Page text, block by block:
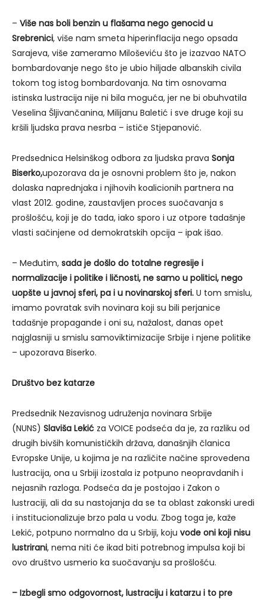
– Više nas boli benzin u flašama nego genocid u
Srebrenici, više nam smeta hiperinflacija nego opsada
Sarajeva, više zameramo Miloševiću što je izazvao NATO
bombardovanje nego što je ubio hiljade albanskih civila
tokom tog istog bombardovanja. Na tim osnovama
istinska lustracija nije ni bila moguća, jer ne bi obuhvatila
Veselina Šljivančanina, Milijanu Baletić i sve druge koji su
kršili ljudska prava nesrba – ističe Stjepanović.
Predsednica Helsinškog odbora za ljudska prava Sonja
Biserko,upozorava da je osnovni problem što je, nakon
dolaska naprednjaka i njihovih koalicionih partnera na
vlast 2012. godine, zaustavljen proces suočavanja s
prošlošću, koji je do tada, iako sporo i uz otpore tadašnje
vlasti sačinjene od demokratskih opcija – ipak išao.
– Međutim, sada je došlo do totalne regresije i
normalizacije i politike i ličnosti, ne samo u politici, nego
uopšte u javnoj sferi, pa i u novinarskoj sferi. U tom smislu,
imamo povratak svih novinara koji su bili perjanice
tadašnje propagande i oni su, nažalost, danas opet
najglasniji u smislu samoviktimizacije Srbije i njene politike
– upozorava Biserko.
Društvo bez katarze
Predsednik Nezavisnog udruženja novinara Srbije
(NUNS) Slaviša Lekić za VOICE podseća da je, za razliku od
drugih bivših komunističkih država, današnjih članica
Evropske Unije, u kojima je na različite načine sprovedena
lustracija, ona u Srbiji izostala iz potpuno neopravdanih i
nejasnih razloga. Podseća da je postojao i Zakon o
lustraciji, ali da su nastojanja da se ta oblast zakonski uredi
i institucionalizuje brzo pala u vodu. Zbog toga je, kaže
Lekić, potpuno normalno da u Srbiji, koju vode oni koji nisu
lustrirani, nema niti će ikad biti potrebnog impulsa koji bi
ovo društvo usmerio ka suočavanju sa prošlošću.
– Izbegli smo odgovornost, lustraciju i katarzu i to pre